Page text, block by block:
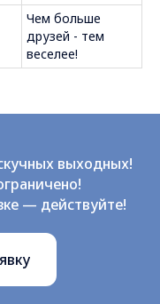
Чем больше
друзей - тем
веселее!
выходных!
— действуйте!